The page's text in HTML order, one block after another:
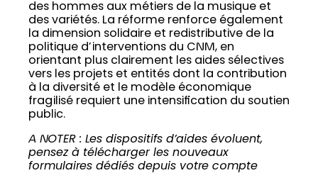
des hommes aux métiers de la musique et
des variétés. La réforme renforce également
la dimension solidaire et redistributive de la
politique d’interventions du CNM, en
orientant plus clairement les aides sélectives
vers les projets et entités dont la contribution
à la diversité et le modèle économique
fragilisé requiert une intensification du soutien
public.
A NOTER : Les dispositifs d’aides évoluent,
pensez à télécharger les nouveaux
formulaires dédiés depuis votre compte